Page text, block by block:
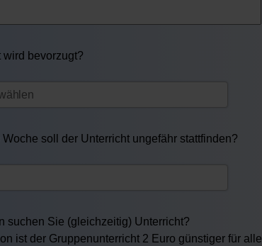
bevorzugt?
soll der Unterricht ungefähr stattfinden?
suchen Sie (gleichzeitig) Unterricht?
ist der Gruppenunterricht 2 Euro günstiger für alle